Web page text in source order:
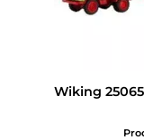
Wiking